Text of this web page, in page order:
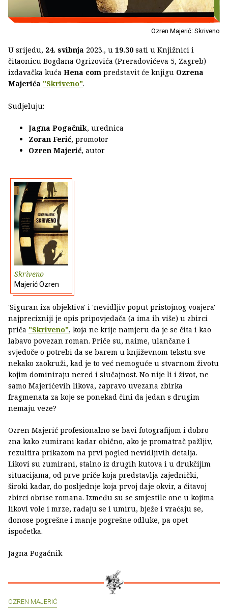
Ozren Majerić: Skriveno
U srijedu, 24. svibnja 2023., u 19.30 sati u Knjižnici i
čitaonicu Bogdana Ogrizovića (Preradovićeva 5, Zagreb)
izdavačka kuća Hena com predstavit će knjigu Ozrena
Majerića "Skriveno".
Sudjeluju:
Jagna Pogačnik, urednica
Zoran Ferić, promotor
Ozren Majerić, autor
Skriveno
Majerić Ozren
'Siguran iza objektiva' i 'nevidljiv poput pristojnog voajera'
najprecizniji je opis pripovjedača (a ima ih više) u zbirci
priča "Skriveno", koja ne krije namjeru da je se čita i kao
labavo povezan roman. Priče su, naime, ulančane i
svjedoče o potrebi da se barem u književnom tekstu sve
nekako zaokruži, kad je to već nemoguće u stvarnom životu
kojim dominiraju nered i slučajnost. No nije li i život, ne
samo Majerićevih likova, zapravo uvezana zbirka
fragmenata za koje se ponekad čini da jedan s drugim
nemaju veze?
Ozren Majerić profesionalno se bavi fotografijom i dobro
zna kako zumirani kadar obično, ako je promatrač pažljiv,
rezultira prikazom na prvi pogled nevidljivih detalja.
Likovi su zumirani, stalno iz drugih kutova i u drukčijim
situacijama, od prve priče koja predstavlja zajednički,
široki kadar, do posljednje koja prvoj daje okvir, a čitavoj
zbirci obrise romana. Između su se smjestile one u kojima
likovi vole i mrze, rađaju se i umiru, bježe i vraćaju se,
donose pogrešne i manje pogrešne odluke, pa opet
ispočetka.
Jagna Pogačnik
OZREN MAJERIĆ